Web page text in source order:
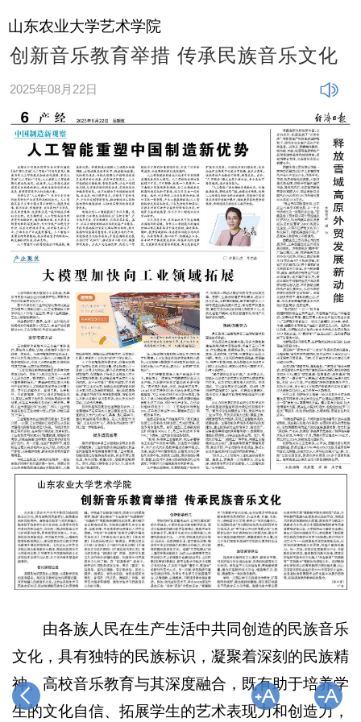
山东农业大学艺术学院
创新音乐教育举措 传承民族音乐文化
2025年08月22日
由各族人民在生产生活中共同创造的民族音乐
文化，具有独特的民族标识，凝聚着深刻的民族精
神。高校音乐教育与其深度融合，既有助于培养学
生的文化自信、拓展学生的艺术表现力和创造力，